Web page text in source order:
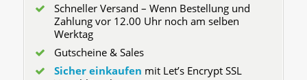
Schneller Versand – Wenn Bestellung und
Zahlung vor 12.00 Uhr noch am selben
Werktag
Gutscheine & Sales
Sicher einkaufen mit Let’s Encrypt SSL